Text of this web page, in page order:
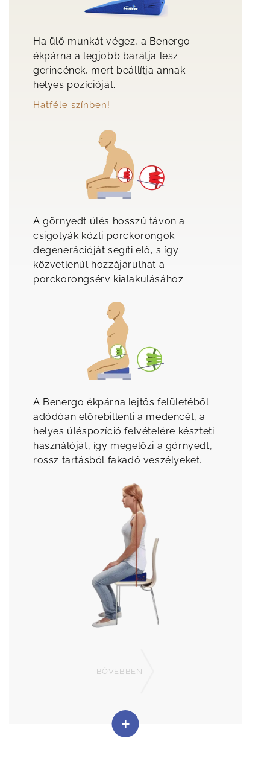
Ha ülő munkát végez, a Benergo
ékpárna a legjobb barátja lesz
gerincének, mert beállítja annak
helyes pozícióját.
Hatféle színben!
A görnyedt ülés hosszú távon a
csigolyák közti porckorongok
degenerációját segíti elő, s így
közvetlenül hozzájárulhat a
porckorongsérv kialakulásához.
A Benergo ékpárna lejtős felületéből
adódóan előrebillenti a medencét, a
helyes üléspozíció felvételére készteti
használóját, így megelőzi a görnyedt,
rossz tartásból fakadó veszélyeket.
BŐVEBBEN